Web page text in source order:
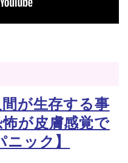
間が生存する事
が皮膚感覚で
ック】